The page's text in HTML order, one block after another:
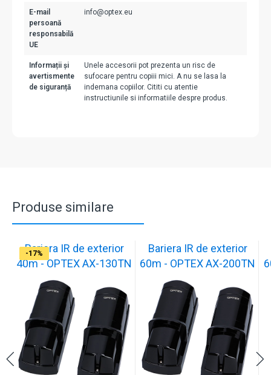
E-mail
persoană
responsabilă
UE
info@optex.eu
Informații și
avertismente
de siguranță
Unele accesorii pot prezenta un risc de
sufocare pentru copiii mici. A nu se lasa la
indemana copiilor. Cititi cu atentie
instructiunile si informatiile despre produs.
Produse similare
-17%
Bariera IR de exterior
40m - OPTEX AX-130TN
-17%
Bariera IR de exterior
60m - OPTEX AX-200TN
-17%
-17%
-17%
-17%
-17%
-17%
-17%